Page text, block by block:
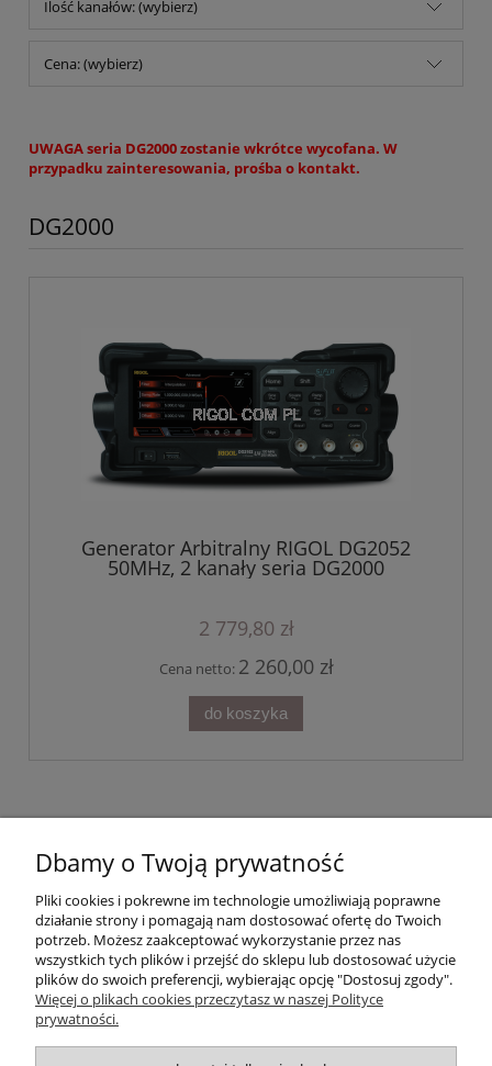
Ilość kanałów: (wybierz)
Cena: (wybierz)
UWAGA seria DG2000 zostanie wkrótce wycofana. W
przypadku zainteresowania, prośba o kontakt.
DG2000
Generator Arbitralny RIGOL DG2052
50MHz, 2 kanały seria DG2000
2 779,80 zł
Cena netto: 2 260,00 zł
do koszyka
Moje konto
Dbamy o Twoją prywatność
Pliki cookies i pokrewne im technologie umożliwiają poprawne
działanie strony i pomagają nam dostosować ofertę do Twoich
potrzeb. Możesz zaakceptować wykorzystanie przez nas
wszystkich tych plików i przejść do sklepu lub dostosować użycie
plików do swoich preferencji, wybierając opcję "Dostosuj zgody".
Więcej o plikach cookies przeczytasz w naszej Polityce
prywatności.